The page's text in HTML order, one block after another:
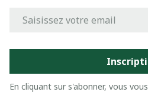
En cliquant sur s'abonner, vous